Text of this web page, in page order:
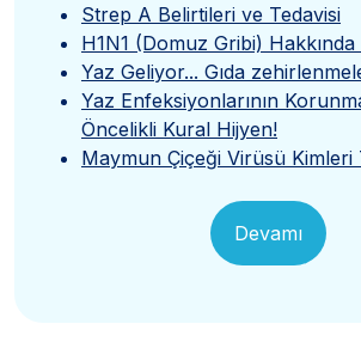
Strep A Belirtileri ve Tedavisi
H1N1 (Domuz Gribi)
Yaz Geliyor... Gıda
Yaz Enfeksiyonlarının
Öncelikli Kural Hijyen!
Maymun Çiçeği Virüsü Kimleri
Devamı